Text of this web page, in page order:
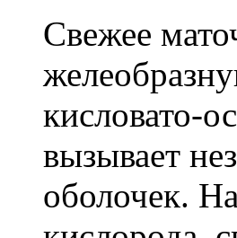
Свежее
кисловато-
вызывает
оболочек.